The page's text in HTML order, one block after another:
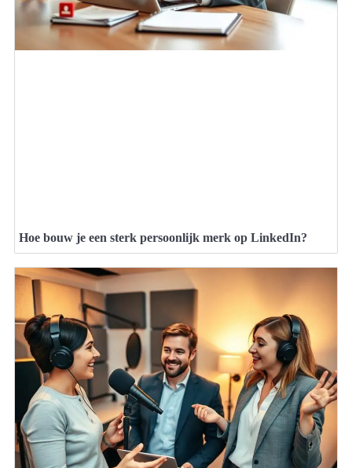
Hoe bouw je een sterk persoonlijk merk op LinkedIn?